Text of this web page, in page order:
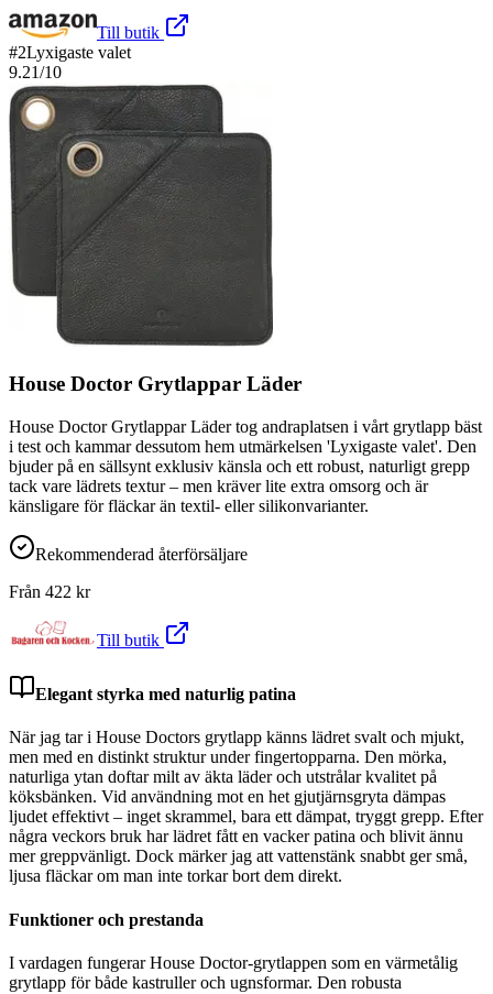
Till butik
#2Lyxigaste valet
9.21/10
House Doctor Grytlappar Läder
House Doctor Grytlappar Läder tog andraplatsen i vårt grytlapp bäst
i test och kammar dessutom hem utmärkelsen 'Lyxigaste valet'. Den
bjuder på en sällsynt exklusiv känsla och ett robust, naturligt grepp
tack vare lädrets textur – men kräver lite extra omsorg och är
känsligare för fläckar än textil- eller silikonvarianter.
Rekommenderad återförsäljare
Från 422 kr
Till butik
Elegant styrka med naturlig patina
När jag tar i House Doctors grytlapp känns lädret svalt och mjukt,
men med en distinkt struktur under fingertopparna. Den mörka,
naturliga ytan doftar milt av äkta läder och utstrålar kvalitet på
köksbänken. Vid användning mot en het gjutjärnsgryta dämpas
ljudet effektivt – inget skrammel, bara ett dämpat, tryggt grepp. Efter
några veckors bruk har lädret fått en vacker patina och blivit ännu
mer greppvänligt. Dock märker jag att vattenstänk snabbt ger små,
ljusa fläckar om man inte torkar bort dem direkt.
Funktioner och prestanda
I vardagen fungerar House Doctor-grytlappen som en värmetålig
grytlapp för både kastruller och ugnsformar. Den robusta